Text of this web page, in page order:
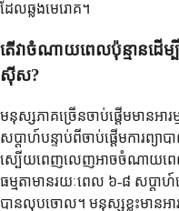
ដែលឆ្លងមេរោគ។
តើវាចំណាយពេលប៉ុន្មានដ
ស៊ីស?
មនុស្សភាគច្រើនចាប់ផ្តើមមានអា
សប្តាហ៍បន្ទាប់ពីចាប់ផ្តើមការព្
ស្បើយពេញលេញអាចចំណាយពេល
ធម្មតាមានរយៈពេល ៦-៨ សប្តាហ៍
បានលុបចោល។ មនុស្សខ្លះមាន